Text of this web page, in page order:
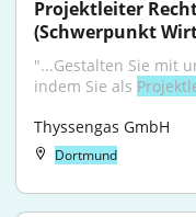
Projektleiter
(Schwerpunkt
"...Gestalten Sie mit
indem Sie als
Thyssengas GmbH
Dortmund